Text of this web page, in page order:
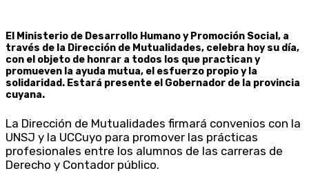
El Ministerio de Desarrollo Humano y Promoción Social, a
través de la Dirección de Mutualidades, celebra hoy su día,
con el objeto de honrar a todos los que practican y
promueven la ayuda mutua, el esfuerzo propio y la
solidaridad. Estará presente el Gobernador de la provincia
cuyana.
La Dirección de Mutualidades firmará convenios con la
UNSJ y la UCCuyo para promover las prácticas
profesionales entre los alumnos de las carreras de
Derecho y Contador público.